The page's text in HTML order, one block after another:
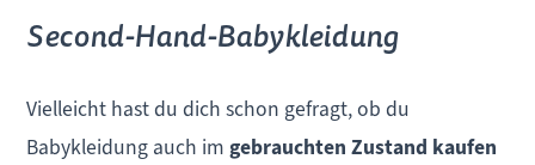
Second-Hand-Babykleidung
Vielleicht hast du dich schon gefragt, ob du
Babykleidung auch imgebrauchten Zustand kaufen